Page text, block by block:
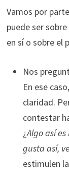
Vamos por
puede ser
en sí o sobre el
Nos
En ese
claridad.
contestar
¿Algo así
gusta así,
estimulen